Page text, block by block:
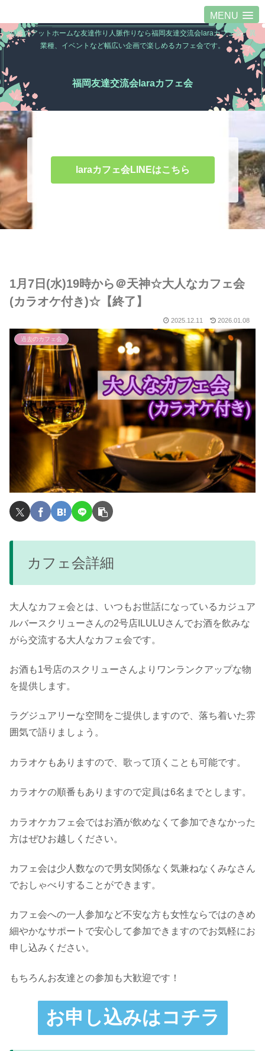
MENU
福岡のアットホームな友達作り人脈作りなら福岡友達交流会laraカフェ会。異
業種、イベントなど幅広い企画で楽しめるカフェ会です。
福岡友達交流会laraカフェ会
laraカフェ会LINEはこちら
1月7日(水)19時から＠天神☆大人なカフェ会
(カラオケ付き)☆【終了】
2025.12.11 2026.01.08
過去のカフェ会
カフェ会詳細
大人なカフェ会とは、いつもお世話になっているカジュア
ルバースクリューさんの2号店ILULUさんでお酒を飲みな
がら交流する大人なカフェ会です。
お酒も1号店のスクリューさんよりワンランクアップな物
を提供します。
ラグジュアリーな空間をご提供しますので、落ち着いた雰
囲気で語りましょう。
カラオケもありますので、歌って頂くことも可能です。
カラオケの順番もありますので定員は6名までとします。
カラオケカフェ会ではお酒が飲めなくて参加できなかった
方はぜひお越しください。
カフェ会は少人数なので男女関係なく気兼ねなくみなさん
でおしゃべりすることができます。
カフェ会への一人参加など不安な方も女性ならではのきめ
細やかなサポートで安心して参加できますのでお気軽にお
申し込みください。
もちろんお友達との参加も大歓迎です！
お申し込みはコチラ